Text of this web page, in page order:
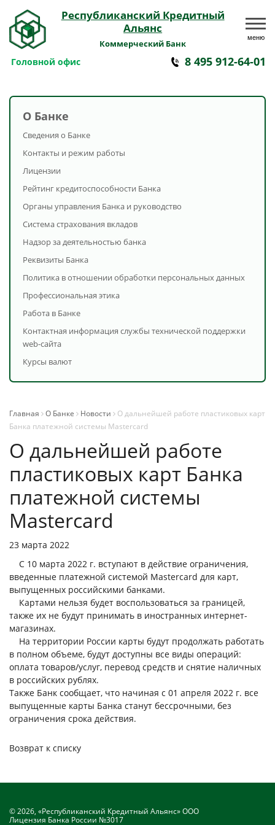
Республиканский Кредитный
Альянс
Коммерческий Банк
меню
Головной офис 8 495 912-64-01
О Банке
Сведения о Банке
Контакты и режим работы
Лицензии
Рейтинг кредитоспособности Банка
Органы управления Банка и руководство
Система страхования вкладов
Надзор за деятельностью банка
Реквизиты Банка
Политика в отношении обработки персональных данных
Профессиональная этика
Работа в Банке
Контактная информация службы технической поддержки
web-сайта
Курсы валют
Главная О Банке Новости
О дальнейшей работе пластиковых карт
Банка платежной системы Mastercard
О дальнейшей работе
пластиковых карт Банка
платежной системы
Mastercard
23 марта 2022
С 10 марта 2022 г. вступают в действие ограничения,
введенные платежной системой Mastercard для карт,
выпущенных российскими банками.
Картами нельзя будет воспользоваться за границей,
также их не будут принимать в иностранных интернет-
магазинах.
На территории России карты будут продолжать работать
в полном объеме, будут доступны все виды операций:
оплата товаров/услуг, перевод средств и снятие наличных
в российских рублях.
Также Банк сообщает, что начиная с 01 апреля 2022 г. все
выпущенные карты Банка станут бессрочными, без
ограничения срока действия.
Возврат к списку
© 2026, «Республиканский Кредитный Альянс» ООО
Лицензия Банка России №3017